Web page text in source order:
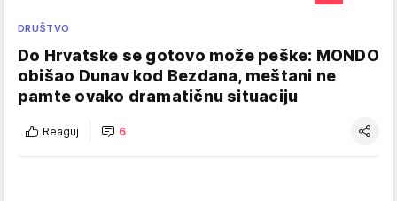
DRUŠTVO
Do Hrvatske se gotovo može peške: MONDO
obišao Dunav kod Bezdana, meštani ne
pamte ovako dramatičnu situaciju
Reaguj 6